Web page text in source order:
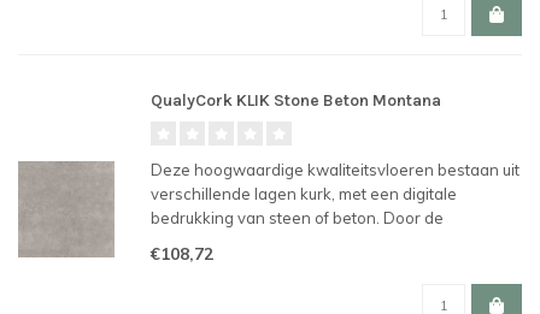
QualyCork KLIK Stone Beton Montana
Deze hoogwaardige kwaliteitsvloeren bestaan uit
verschillende lagen kurk, met een digitale
bedrukking van steen of beton. Door de
makkelijk te plaatsen en te hergebruiken.
€108,72